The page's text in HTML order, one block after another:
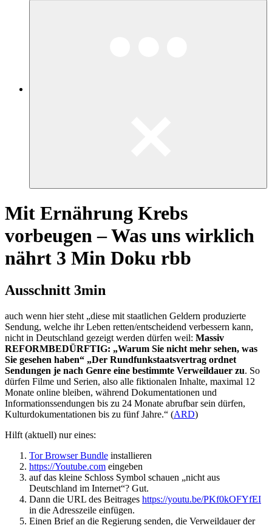
Mit Ernährung Krebs
vorbeugen – Was uns wirklich
nährt 3 Min Doku rbb
Ausschnitt 3min
auch wenn hier steht „diese mit staatlichen Geldern produzierte
Sendung, welche ihr Leben retten/entscheidend verbessern kann,
nicht in Deutschland gezeigt werden dürfen weil: Massiv
REFORMBEDÜRFTIG: „Warum Sie nicht mehr sehen, was
Sie gesehen haben“ „Der Rundfunkstaatsvertrag ordnet
Sendungen je nach Genre eine bestimmte Verweildauer zu. So
dürfen Filme und Serien, also alle fiktionalen Inhalte, maximal 12
Monate online bleiben, während Dokumentationen und
Informationssendungen bis zu 24 Monate abrufbar sein dürfen,
Kulturdokumentationen bis zu fünf Jahre.“ (ARD)
Hilft (aktuell) nur eines:
Tor Browser Bundle installieren
https://Youtube.com eingeben
auf das kleine Schloss Symbol schauen „nicht aus
Deutschland im Internet“? Gut.
Dann die URL des Beitrages https://youtu.be/PKf0kOFYfEI
in die Adresszeile einfügen.
Einen Brief an die Regierung senden, die Verweildauer der